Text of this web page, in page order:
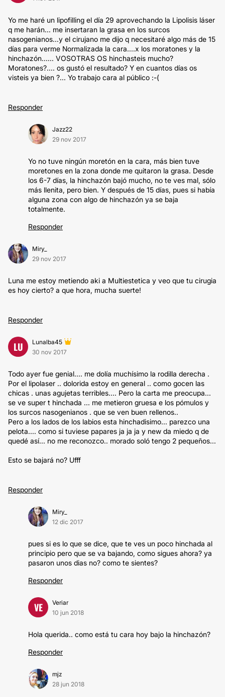
Yo me haré un lipofilling el día 29 aprovechando la Lipolisis láser
q me harán... me insertaran la grasa en los surcos
nasogenianos...y el cirujano me dijo q necesitaré algo más de 15
días para verme Normalizada la cara....x los moratones y la
hinchazón...... VOSOTRAS OS hinchasteis mucho?
Moratones?.... os gustó el resultado? Y en cuantos días os
visteis ya bien ?... Yo trabajo cara al público :-(
Responder
Jazz22
29 nov 2017
Yo no tuve ningún moretón en la cara, más bien tuve
moretones en la zona donde me quitaron la grasa. Desde
los 6-7 días, la hinchazón bajó mucho, no te ves mal, sólo
más llenita, pero bien. Y después de 15 días, pues si había
alguna zona con algo de hinchazón ya se baja
totalmente.
Responder
Miry_
29 nov 2017
Luna me estoy metiendo aki a Multiestetica y veo que tu cirugia
es hoy cierto? a que hora, mucha suerte!
Responder
LU
Lunalba45
30 nov 2017
Todo ayer fue genial.... me dolía muchísimo la rodilla derecha .
Por el lipolaser .. dolorida estoy en general .. como gocen las
chicas . unas agujetas terribles.... Pero la carta me preocupa...
se ve super t hinchada ... me metieron gruesa e los pómulos y
los surcos nasogenianos . que se ven buen rellenos..
Pero a los lados de los labios esta hinchadisimo... parezco una
pelota.... como si tuviese papares ja ja ja y new da miedo q de
quedé así... no me reconozco.. morado soló tengo 2 pequeños...
Esto se bajará no? Ufff
Responder
Miry_
12 dic 2017
pues si es lo que se dice, que te ves un poco hinchada al
principio pero que se va bajando, como sigues ahora? ya
pasaron unos dias no? como te sientes?
Responder
VE
Veriar
10 jun 2018
Hola querida.. como está tu cara hoy bajo la hinchazón?
Responder
mjz
28 jun 2018